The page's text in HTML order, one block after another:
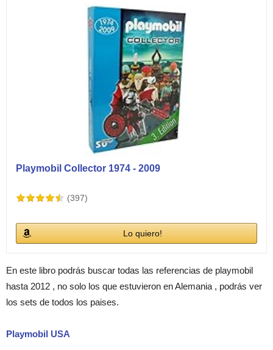
Playmobil Collector 1974 - 2009
(397)
Lo quiero!
En este libro podrás buscar todas las referencias de playmobil
hasta 2012 , no solo los que estuvieron en Alemania , podrás ver
los sets de todos los paises.
Playmobil USA